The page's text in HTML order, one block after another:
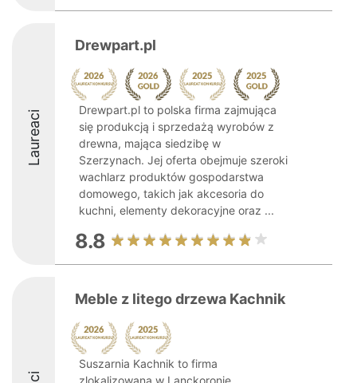
Laureaci
Drewpart.pl
Drewpart.pl to polska firma zajmująca
się produkcją i sprzedażą wyrobów z
drewna, mająca siedzibę w
Szerzynach. Jej oferta obejmuje szeroki
wachlarz produktów gospodarstwa
domowego, takich jak akcesoria do
kuchni, elementy dekoracyjne oraz ...
8.8
Meble z litego drzewa Kachnik
Suszarnia Kachnik to firma
zlokalizowana w Lanckoronie,